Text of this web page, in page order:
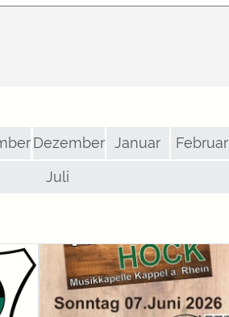
Dezember Januar Februar
Juli